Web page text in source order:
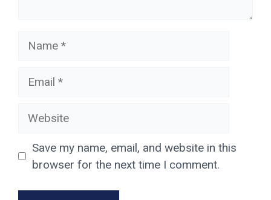
Name
Email
Website
Save my name, email, and website in this
browser for the next time I comment.